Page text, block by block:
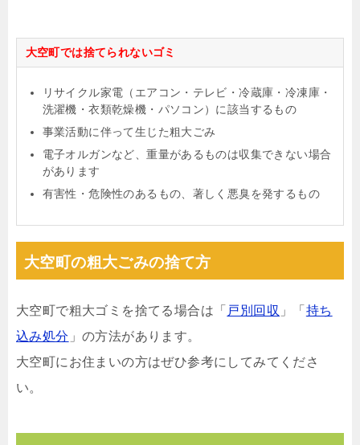
大空町では捨てられないゴミ
リサイクル家電（エアコン・テレビ・冷蔵庫・冷凍庫・
洗濯機・衣類乾燥機・パソコン）に該当するもの
事業活動に伴って生じた粗大ごみ
電子オルガンなど、重量があるものは収集できない場合
があります
有害性・危険性のあるもの、著しく悪臭を発するもの
大空町の粗大ごみの捨て方
大空町で粗大ゴミを捨てる場合は「 戸別回収 」「 持ち
込み処分 」の方法があります。
大空町にお住まいの方はぜひ参考にしてみてくださ
い。